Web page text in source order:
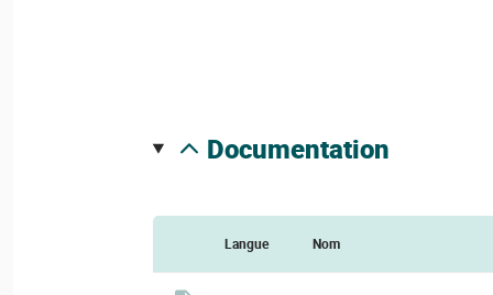
documentation
Langue Nom